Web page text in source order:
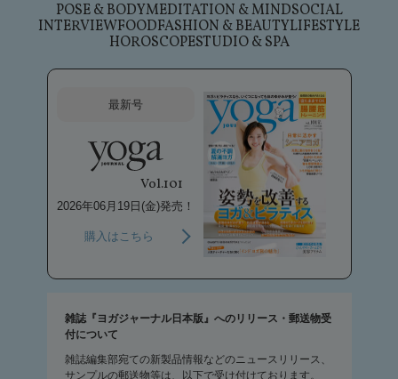
POSE & BODYMEDITATION & MINDSOCIAL
INTERVIEWFOODFASHION & BEAUTYLIFESTYLE
HOROSCOPESTUDIO & SPA
最新号
Vol.101
2026年06月19日(金)発売！
購入はこちら
雑誌『ヨガジャーナル日本版』へのリリース・郵送物受
付について
雑誌編集部宛ての新製品情報などのニュースリリース、
サンプルの郵送物等は、以下で受け付けております。